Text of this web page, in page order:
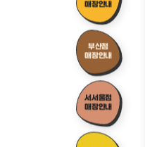
매장안내
부산점
매장안내
서서울점
매장안내